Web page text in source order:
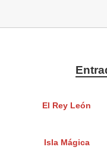
El Rey León
Isla Mágica